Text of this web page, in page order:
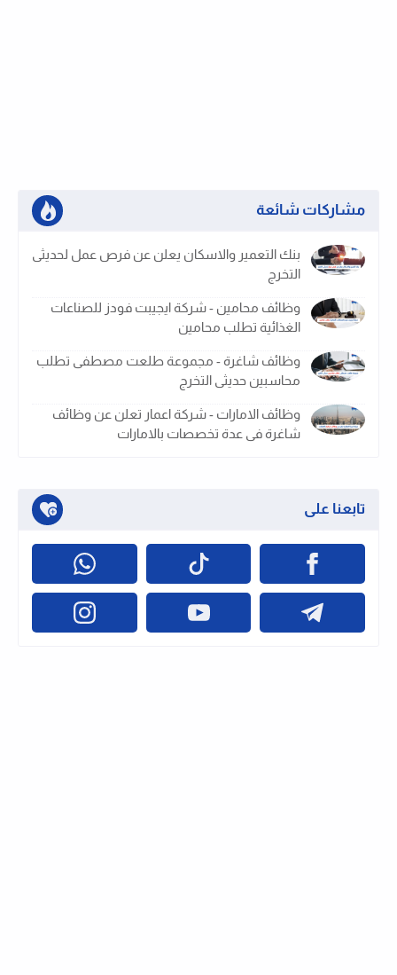
مشاركات شائعة
بنك التعمير والاسكان يعلن عن فرص عمل لحديثى
التخرج
وظائف محامين - شركة ايجيبت فودز للصناعات
الغذائية تطلب محامين
وظائف شاغرة - مجموعة طلعت مصطفى تطلب
محاسبين حديثى التخرج
وظائف الامارات - شركة اعمار تعلن عن وظائف
شاغرة فى عدة تخصصات بالامارات
تابعنا على